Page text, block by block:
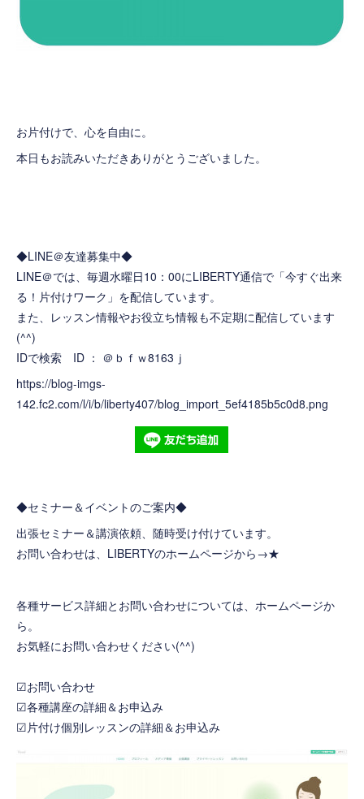
お片付けで、心を自由に。
本日もお読みいただきありがとうございました。
◆LINE＠友達募集中◆
LINE＠では、毎週水曜日10：00にLIBERTY通信で「今すぐ出来
る！片付けワーク」を配信しています。
また、レッスン情報やお役立ち情報も不定期に配信しています
(^^)
IDで検索 ID ： ＠ｂｆｗ8163ｊ
https://blog-imgs-
142.fc2.com/l/i/b/liberty407/blog_import_5ef4185b5c0d8.png
◆セミナー＆イベントのご案内◆
出張セミナー＆講演依頼、随時受け付けています。
お問い合わせは、LIBERTYのホームページから→★
各種サービス詳細とお問い合わせについては、ホームページか
ら。
お気軽にお問い合わせください(^^)
☑お問い合わせ
☑各種講座の詳細＆お申込み
☑片付け個別レッスンの詳細＆お申込み